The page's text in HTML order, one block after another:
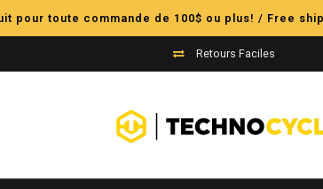
pour toute commande de 100$ ou plus! / Free
Retours Faciles